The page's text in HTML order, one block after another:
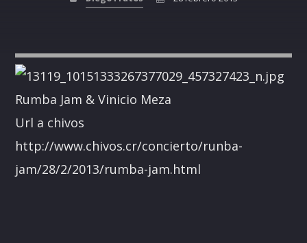
Facebook
Rumba Jam & Vinicio Meza
Url a chivos
http://www.chivos.cr/concierto/runba-
jam/28/2/2013/rumba-jam.html